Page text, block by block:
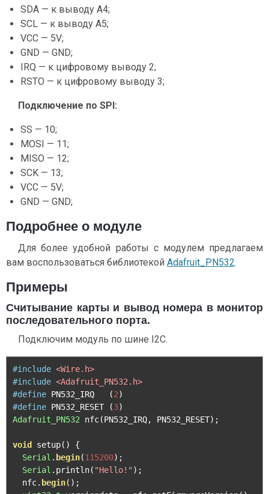
SDA — к выводу A4;
SCL — к выводу A5;
VCC — 5V;
GND — GND;
IRQ — к цифровому выводу 2;
RSTO — к цифровому выводу 3;
Подключение по SPI:
SS — 10;
MOSI — 11;
MISO — 12;
SCK — 13;
VCC — 5V;
GND — GND;
Подробнее о модуле
Для более удобной работы с модулем предлагаем
вам воспользоваться библиотекой Adafruit_PN532.
Примеры
Считывание карты и вывод номера в монитор
последовательного порта.
Подключим модуль по шине I2C.
#include <Wire.h>
#include <Adafruit_PN532.h>
#define PN532_IRQ (2)
#define PN532_RESET (3)
Adafruit_PN532 nfc(PN532_IRQ, PN532_RESET);
void setup()
{
Serial . begin(115200);
Serial . println( "Hello!");
  nfc
. begin();